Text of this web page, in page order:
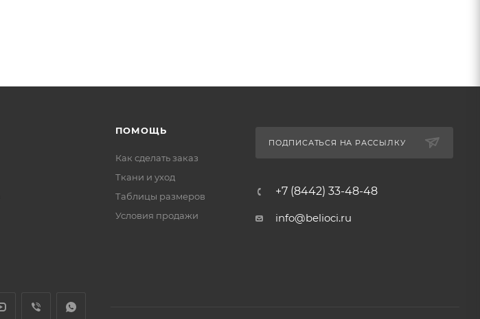
ПОМОЩЬ
Как сделать заказ
Ткани и уход
Таблицы размеров
Условия продажи
ПОДПИСАТЬСЯ НА РАССЫЛКУ
+7 (8442) 33-48-48
info@belioci.ru